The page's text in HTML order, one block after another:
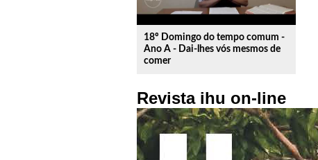
18º Domingo do tempo comum -
Ano A - Dai-lhes vós mesmos de
comer
Revista ihu on-line